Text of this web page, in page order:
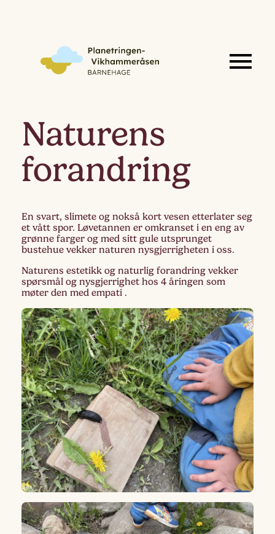
Naturens
forandring
En svart, slimete og nokså kort vesen etterlater seg
et vått spor. Løvetannen er omkranset i en eng av
grønne farger og med sitt gule utsprunget
bustehue vekker naturen nysgjerrigheten i oss.
Naturens estetikk og naturlig forandring vekker
spørsmål og nysgjerrighet hos 4 åringen som
møter den med empati .